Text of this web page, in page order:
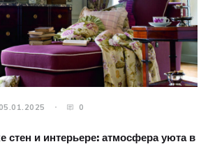
05.01.2025 0
стен и интерьере: атмосфера уюта в